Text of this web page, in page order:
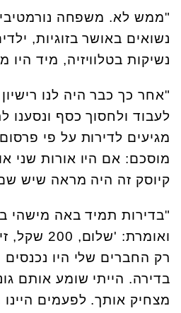
"ממש לא. משפחה
נשואים באושר בזוגיות,
נשיקות בטלוויזיה, מיד היו
"אחר כך כבר היה לנו
לעבוד ולחסוך כסף ונסענו
מגיעים לדירות על פי
מוסכם: אם היו אורות שני
קיוסק זה היה מראה שיש שם
"בדירות תמיד באה מישהי
ואומרת:
רק החברים שלי היו
בדירה. הייתי שומע אותם
מצחיק אותך. לפעמים